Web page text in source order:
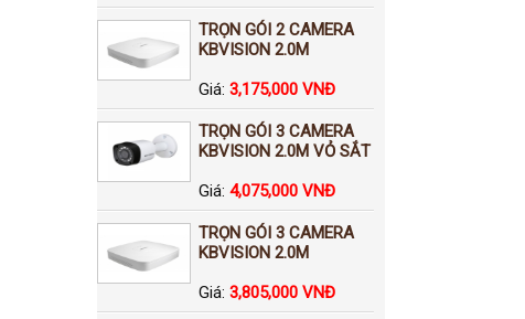
TRỌN GÓI 2 CAMERA
KBVISION 2.0M
Giá: 3,175,000 VNĐ
TRỌN GÓI 3 CAMERA
KBVISION 2.0M VỎ SẮT
Giá: 4,075,000 VNĐ
TRỌN GÓI 3 CAMERA
KBVISION 2.0M
Giá: 3,805,000 VNĐ